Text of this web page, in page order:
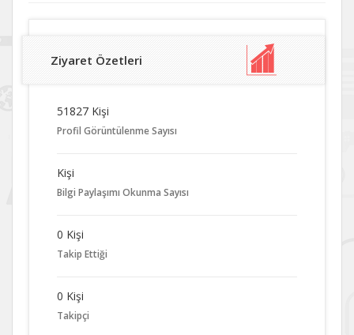
Ziyaret Özetleri
51827 Kişi
Profil Görüntülenme Sayısı
Kişi
Bilgi Paylaşımı Okunma Sayısı
0 Kişi
Takip Ettiği
0 Kişi
Takipçi